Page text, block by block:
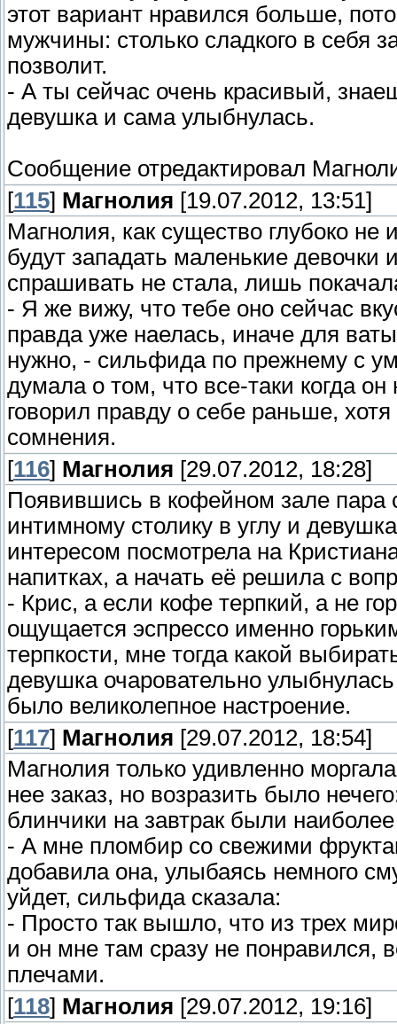
этот вариант нравился больше,
мужчины: столько сладкого в себя
позволит.
- А ты сейчас очень красивый,
девушка и сама улыбнулась.
Сообщение отредактировал
[115] Магнолия [19.07.2012, 13:51]
Магнолия, как существо глубоко не
будут западать маленькие
спрашивать не стала, лишь
- Я же вижу, что тебе оно сейчас
правда уже наелась, иначе для
нужно, - сильфида по прежнему с
думала о том, что все-таки когда
говорил правду о себе раньше,
сомнения.
[116] Магнолия [29.07.2012, 18:28]
Появившись в кофейном зале пара
интимному столику в углу и
интересом посмотрела на
напитках, а начать её решила с
- Крис, а если кофе терпкий, а не
ощущается эспрессо именно
терпкости, мне тогда какой
девушка очаровательно
было великолепное настроение.
[117] Магнолия [29.07.2012, 18:54]
Магнолия только удивленно
нее заказ, но возразить было
блинчики на завтрак были
- А мне пломбир со свежими
добавила она, улыбаясь немного
уйдет, сильфида сказала:
- Просто так вышло, что из трех
и он мне там сразу не понравился,
плечами.
[118] Магнолия [29.07.2012, 19:16]